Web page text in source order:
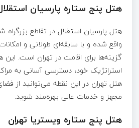
هتل پنج ‌ستاره پارسیان
هتل پارسیان استقلال در تقاطع
واقع شده و با سابقه‌ای طولانی و
گزینه‌ها برای اقامت در تهران است.
استراتژیک خود، دسترسی آسانی به
هتل تهران در این نقطه می‌توانید از
مجهز و خدمات عالی بهره‌مند شوید.
هتل پنج ‌ستاره ویستریا تهران